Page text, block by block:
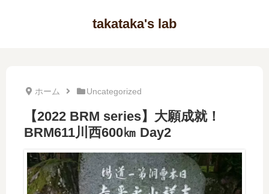
takataka's lab
ホーム Uncategorized
【2022 BRM series】大願成就！
BRM611川西600㎞ Day2